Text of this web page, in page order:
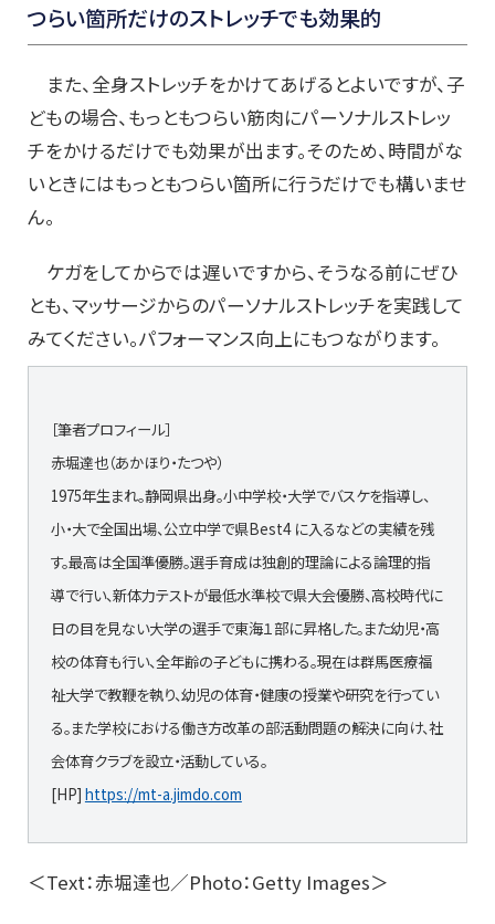
つらい箇所だけのストレッチでも効果的
また、全身ストレッチをかけてあげるとよいですが、子
どもの場合、もっともつらい筋肉にパーソナルストレッ
チをかけるだけでも効果が出ます。そのため、時間がな
いときにはもっともつらい箇所に行うだけでも構いませ
ん。
ケガをしてからでは遅いですから、そうなる前にぜひ
とも、マッサージからのパーソナルストレッチを実践して
みてください。パフォーマンス向上にもつながります。
［筆者プロフィール］
赤堀達也（あかほり・たつや）
1975年生まれ。静岡県出身。小中学校・大学でバスケを指導し、
小・大で全国出場、公立中学で県Best4 に入るなどの実績を残
す。最高は全国準優勝。選手育成は独創的理論による論理的指
導で行い、新体力テストが最低水準校で県大会優勝、高校時代に
日の目を見ない大学の選手で東海１部に昇格した。また幼児・高
校の体育も行い、全年齢の子どもに携わる。現在は群馬医療福
祉大学で教鞭を執り、幼児の体育・健康の授業や研究を行ってい
る。また学校における働き方改革の部活動問題の解決に向け、社
会体育クラブを設立・活動している。
[HP] https://mt-a.jimdo.com
＜Text：赤堀達也／Photo：Getty Images＞